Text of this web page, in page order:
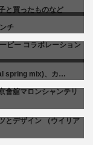
と買ったものなど
チ
ピー コラボレーション
spring mix)、カ…
會舘マロンシャンテリ
とデザイン （ウイリア